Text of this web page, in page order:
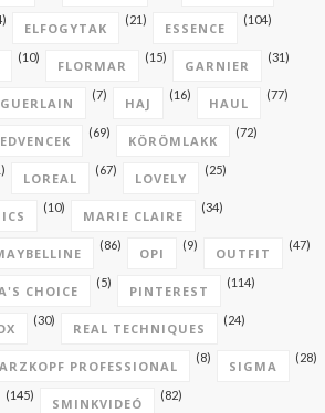
ELFOGYTAK
(21)
ESSENCE
(104)
(10)
FLORMAR
(15)
GARNIER
(31)
GUERLAIN
(7)
HAJ
(16)
HAUL
(77)
(69)
KÖRÖMLAKK
(72)
LOREAL
(67)
LOVELY
(25)
(10)
MARIE CLAIRE
(34)
(86)
OPI
(9)
OUTFIT
(47)
CHOICE
(5)
PINTEREST
(114)
(30)
REAL TECHNIQUES
(24)
PROFESSIONAL
(8)
SIGMA
(28)
(145)
SMINKVIDEÓ
(82)